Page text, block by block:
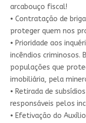
arcabouço fiscal!
• Contratação de
proteger quem nos
• Prioridade aos
incêndios criminosos.
populações que
imobiliária, pela
• Retirada de
responsáveis pelos
• Efetivação do